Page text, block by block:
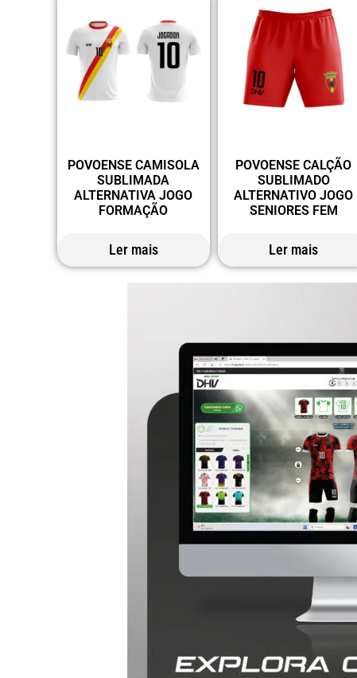
POVOENSE CAMISOLA
SUBLIMADA
ALTERNATIVA JOGO
FORMAÇÃO
Ler mais
POVOENSE CALÇÃO
SUBLIMADO
ALTERNATIVO JOGO
SENIORES FEM
Ler mais